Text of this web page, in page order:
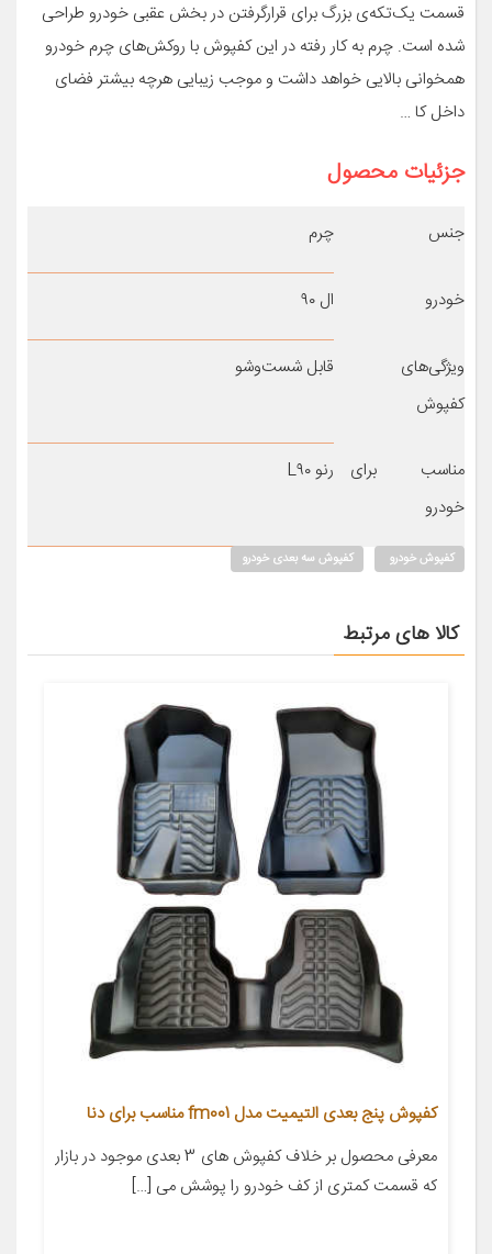
قسمت یک‌تکه‌ی بزرگ برای قرارگرفتن در بخش عقبی خودرو طراحی
شده است. چرم به ‌کار رفته در این کفپوش با روکش‌های چرم خودرو
همخوانی بالایی خواهد داشت و موجب زیبایی هرچه بیشتر فضای
داخل کا …
جزئیات محصول
جنس چرم
خودرو ال ۹۰
ویژگی‌های
کفپوش
قابل شست‌وشو
مناسب برای
خودرو
رنو L۹۰
کفپوش خودرو کفپوش سه بعدی خودرو
کالا های مرتبط
کفپوش پنج بعدی التیمیت مدل fm001 مناسب برای دنا
معرفی محصول بر خلاف کفپوش های 3 بعدی موجود در بازار
که قسمت کمتری از کف خودرو را پوشش می […]